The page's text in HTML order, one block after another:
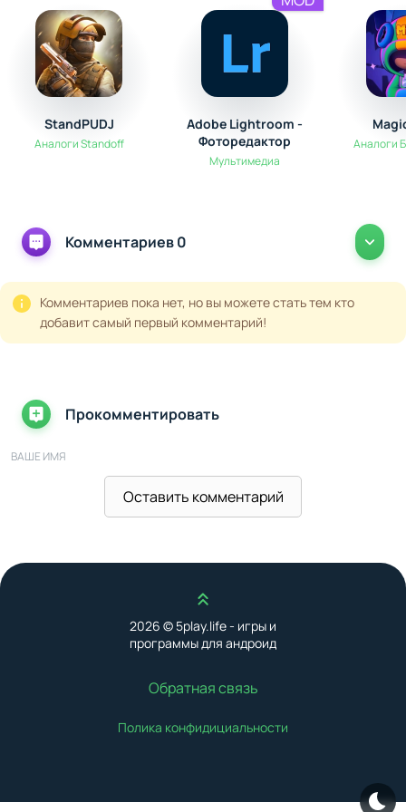
StandPUDJ
Аналоги Standoff
Adobe Lightroom -
Фоторедактор
Мультимедиа
Аналоги
Комментариев 0
Комментариев пока нет, но вы можете стать тем кто
добавит самый первый комментарий!
Прокомментировать
ВАШЕ ИМЯ
Оставить комментарий
Наверх
2026 © 5play.life - игры и
программы для андроид
Обратная связь
Полика конфидициальности